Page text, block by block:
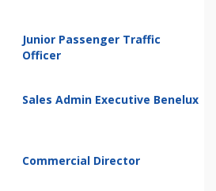
Junior Passenger Traffic
Officer
Sales Admin Executive Benelux
Commercial Director